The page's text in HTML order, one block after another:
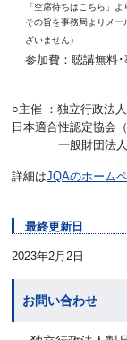
「空席待ちはこちら」
その旨を事務局よりメ
ざいません）
参加費：聴講無料･
○主催 ：独立行政法
日本適合性認定協会（
一般財団法人日
詳細はJQAのホーム
最終更新日
2023年2月2日
お問い合わせ